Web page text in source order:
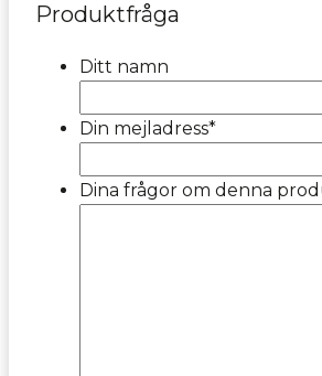
Produktfråga
Ditt namn
Din mejladress*
Dina frågor om denna